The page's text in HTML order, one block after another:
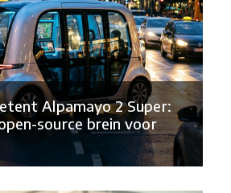
Alpamayo 2 Super:
source brein voor